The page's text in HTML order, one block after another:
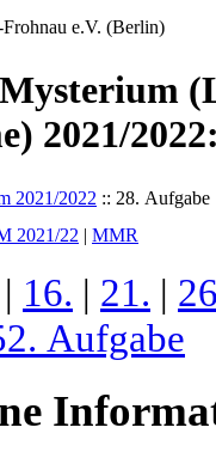
e.V. (Berlin)
2021/
2021/2022 :: 28. Aufgabe
2021/22 | MMR
| 16. | 21. |
Aufgabe